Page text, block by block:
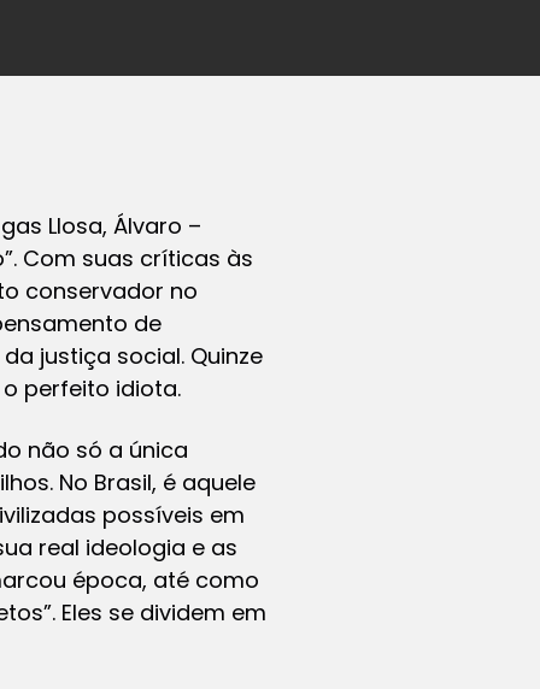
Llosa, Álvaro –
Com suas críticas às
conservador no
de
justiça social. Quinze
perfeito idiota.
não só a única
No Brasil, é aquele
possíveis em
real ideologia e as
época, até como
Eles se dividem em